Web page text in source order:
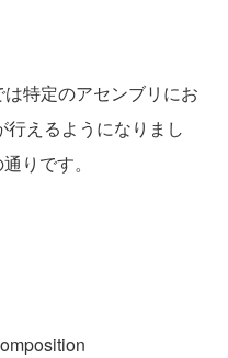
特定のアセンブリにお
えるようになりまし
りです。